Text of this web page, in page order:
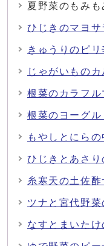
夏野菜のもみも
ひじきのマヨサ
きゅうりのピリ
じゃがいもの
根菜のカラフル
根菜のヨーグル
もやしとにらの
ひじきとあさり
糸寒天の土佐酢
ツナと宮代野
なすとまいた